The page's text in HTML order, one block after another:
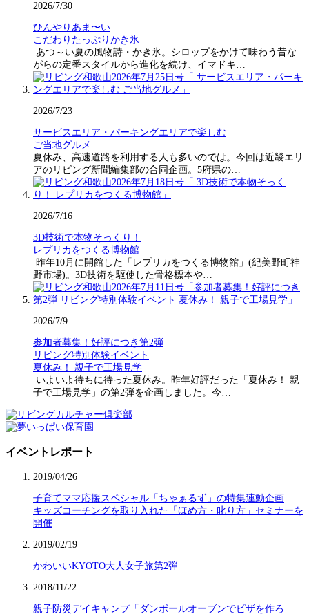
2026/7/30
ひんやりあま〜い
こだわりたっぷりかき氷
あつ～い夏の風物詩・かき氷。シロップをかけて味わう昔な
がらの定番スタイルから進化を続け、イマドキ…
2026/7/23
サービスエリア・パーキングエリアで楽しむ
ご当地グルメ
夏休み、高速道路を利用する人も多いのでは。今回は近畿エリ
アのリビング新聞編集部の合同企画。5府県の…
2026/7/16
3D技術で本物そっくり！
レプリカをつくる博物館
昨年10月に開館した「レプリカをつくる博物館」(紀美野町神
野市場)。3D技術を駆使した骨格標本や…
2026/7/9
参加者募集！好評につき第2弾
リビング特別体験イベント
夏休み！ 親子で工場見学
いよいよ待ちに待った夏休み。昨年好評だった「夏休み！ 親
子で工場見学」の第2弾を企画しました。今…
イベントレポート
2019/04/26
子育てママ応援スペシャル「ちゃぁるず」の特集連動企画
キッズコーチングを取り入れた「ほめ方・叱り方」セミナーを
開催
2019/02/19
かわいいKYOTO大人女子旅第2弾
2018/11/22
親子防災デイキャンプ「ダンボールオーブンでピザを作ろ